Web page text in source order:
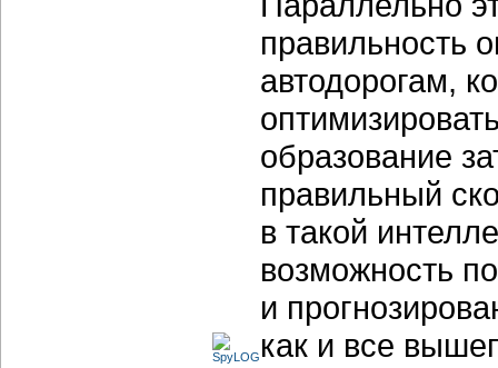
правильность
автодорогам,
образование
правильный
в такой
возможность
и
как и все